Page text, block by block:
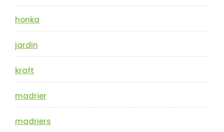
honka
jardin
kraft
madrier
madriers